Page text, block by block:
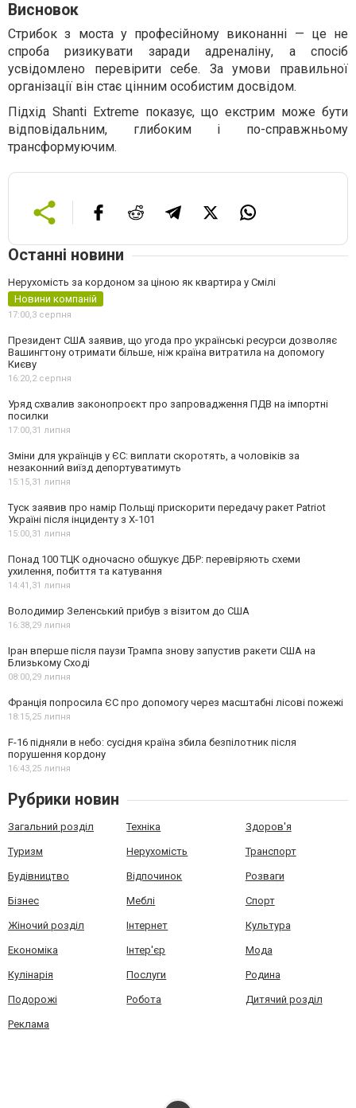
Висновок
Стрибок з моста у професійному виконанні — це не
спроба ризикувати заради адреналіну, а спосіб
усвідомлено перевірити себе. За умови правильної
організації він стає цінним особистим досвідом.
Підхід Shanti Extreme показує, що екстрим може бути
відповідальним, глибоким і по-справжньому
трансформуючим.
Останні новини
Нерухомість за кордоном за ціною як квартира у Смілі
Новини компаній
17:00,3 серпня
Президент США заявив, що угода про українські ресурси дозволяє
Вашингтону отримати більше, ніж країна витратила на допомогу
Києву
16:20,2 серпня
Уряд схвалив законопроєкт про запровадження ПДВ на імпортні
посилки
17:00,31 липня
Зміни для українців у ЄС: виплати скоротять, а чоловіків за
незаконний виїзд депортуватимуть
15:15,31 липня
Туск заявив про намір Польщі прискорити передачу ракет Patriot
Україні після інциденту з Х-101
15:00,31 липня
Понад 100 ТЦК одночасно обшукує ДБР: перевіряють схеми
ухилення, побиття та катування
14:41,31 липня
Володимир Зеленський прибув з візитом до США
16:38,29 липня
Іран вперше після паузи Трампа знову запустив ракети США на
Близькому Сході
08:00,29 липня
Франція попросила ЄС про допомогу через масштабні лісові пожежі
18:15,25 липня
F-16 підняли в небо: сусідня країна збила безпілотник після
порушення кордону
16:43,25 липня
Рубрики новин
Загальний розділ Техніка Здоров'я
Туризм Нерухомість Транспорт
Будівництво Відпочинок Розваги
Бізнес Меблі Спорт
Жіночий розділ Інтернет Культура
Економіка Інтер'єр Мода
Кулінарія Послуги Родина
Подорожі Робота Дитячий розділ
Реклама